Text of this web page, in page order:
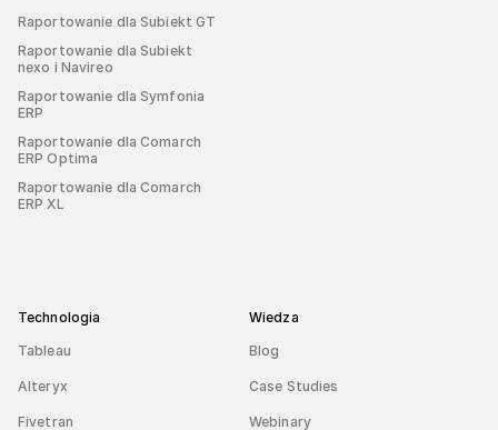
Raportowanie dla Subiekt GT
Raportowanie dla Subiekt
nexo i Navireo
Raportowanie dla Symfonia
ERP
Raportowanie dla Comarch
ERP Optima
Raportowanie dla Comarch
ERP XL
Technologia
Tableau
Alteryx
Fivetran
Wiedza
Blog
Case Studies
Webinary